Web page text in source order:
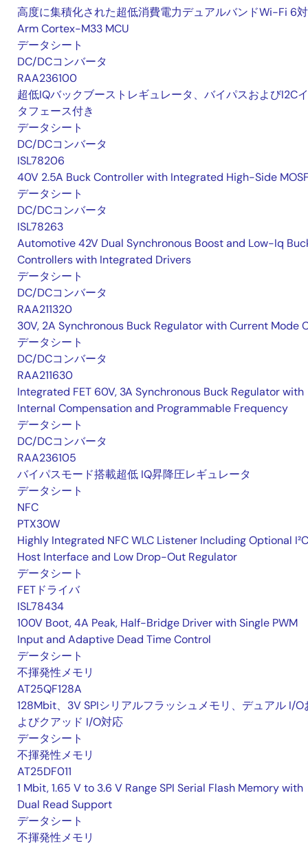
高度に集積化された超低消費電力デュアルバンドWi-Fi 6
Arm Cortex-M33 MCU
データシート
DC/DCコンバータ
RAA236100
超低IQバックブーストレギュレータ、バイパスおよびI2C
タフェース付き
データシート
DC/DCコンバータ
ISL78206
40V 2.5A Buck Controller with Integrated High-Side
データシート
DC/DCコンバータ
ISL78263
Automotive 42V Dual Synchronous Boost and Low-Iq
Controllers with Integrated Drivers
データシート
DC/DCコンバータ
RAA211320
30V, 2A Synchronous Buck Regulator with Current Mode
データシート
DC/DCコンバータ
RAA211630
Integrated FET 60V, 3A Synchronous Buck Regulator with
Internal Compensation and Programmable Frequency
データシート
DC/DCコンバータ
RAA236105
バイパスモード搭載超低 IQ昇降圧レギュレータ
データシート
NFC
PTX30W
Highly Integrated NFC WLC Listener Including Optional I²C
Host Interface and Low Drop-Out Regulator
データシート
FETドライバ
ISL78434
100V Boot, 4A Peak, Half-Bridge Driver with Single PWM
Input and Adaptive Dead Time Control
データシート
不揮発性メモリ
AT25QF128A
128Mbit、3V SPIシリアルフラッシュメモリ、デュアル I/O
よびクアッド I/O対応
データシート
不揮発性メモリ
AT25DF011
1 Mbit, 1.65 V to 3.6 V Range SPI Serial Flash Memory with
Dual Read Support
データシート
不揮発性メモリ